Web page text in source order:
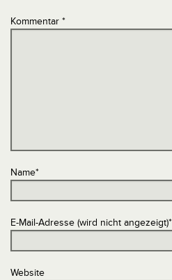
Kommentar *
Name*
E-Mail-Adresse (wird nicht angezeigt)*
Website